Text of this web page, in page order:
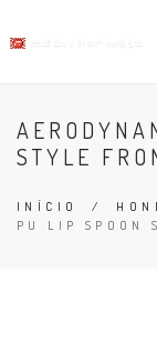
STYLE
INÍCIO /
PU LIP SPOON